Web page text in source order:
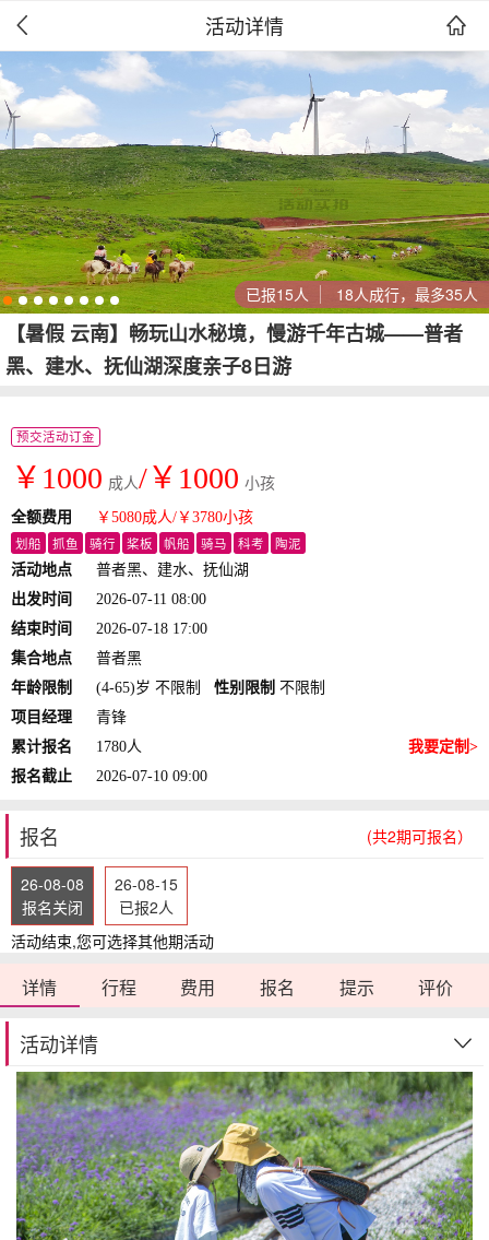
 活动详情 
已报15人 18人成行，最多35人
【暑假 云南】畅玩山水秘境，慢游千年古城——普者
黑、建水、抚仙湖深度亲子8日游
预交活动订金
￥1000 成人/￥1000 小孩
全额费用 ￥5080成人/￥3780小孩
划船 抓鱼 骑行 桨板 帆船 骑马 科考 陶泥
活动地点
普者黑、建水、抚仙湖
出发时间
2026-07-11 08:00
结束时间
2026-07-18 17:00
集合地点
普者黑
年龄限制
(4-65)岁 不限制 性别限制 不限制
项目经理
青锋
累计报名
1780人
我要定制>
报名截止
2026-07-10 09:00
报名 (共2期可报名）
26-08-08
报名关闭
26-08-15
已报2人
活动结束,您可选择其他期活动
详情 行程 费用 报名 提示 评价
活动详情